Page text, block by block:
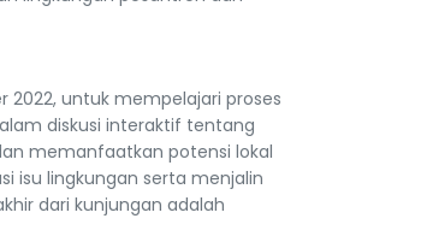
2022, untuk mempelajari proses
diskusi interaktif tentang
memanfaatkan potensi lokal
isu lingkungan serta menjalin
dari kunjungan adalah